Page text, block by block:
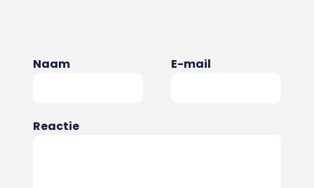
Naam E-mail
Reactie